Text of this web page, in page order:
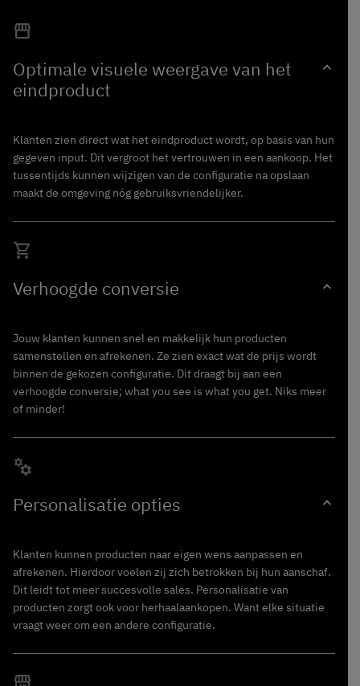
storefront
Optimale visuele weergave van het
eindproduct
expand_more
Klanten zien direct wat het eindproduct wordt, op basis van hun
gegeven input. Dit vergroot het vertrouwen in een aankoop. Het
tussentijds kunnen wijzigen van de configuratie na opslaan
maakt de omgeving nóg gebruiksvriendelijker.
shopping_cart
Verhoogde conversie expand_more
Jouw klanten kunnen snel en makkelijk hun producten
samenstellen en afrekenen. Ze zien exact wat de prijs wordt
binnen de gekozen configuratie. Dit draagt bij aan een
verhoogde conversie; what you see is what you get. Niks meer
of minder!
manufacturing
Personalisatie opties expand_more
Klanten kunnen producten naar eigen wens aanpassen en
afrekenen. Hierdoor voelen zij zich betrokken bij hun aanschaf.
Dit leidt tot meer succesvolle sales. Personalisatie van
producten zorgt ook voor herhaalaankopen. Want elke situatie
vraagt weer om een andere configuratie.